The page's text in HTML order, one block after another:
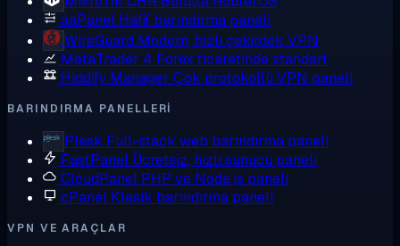
aaPanel Hafif barındırma paneli
WireGuard Modern, hızlı çekirdek VPN
MetaTrader 4 Forex ticaretinde standart
Hiddify Manager Çok protokollü VPN paneli
BARINDIRMA PANELLERI
Plesk Full-stack web barındırma paneli
FastPanel Ücretsiz, hızlı sunucu paneli
CloudPanel PHP ve Node.js paneli
cPanel Klasik barındırma paneli
VPN VE ARAÇLAR